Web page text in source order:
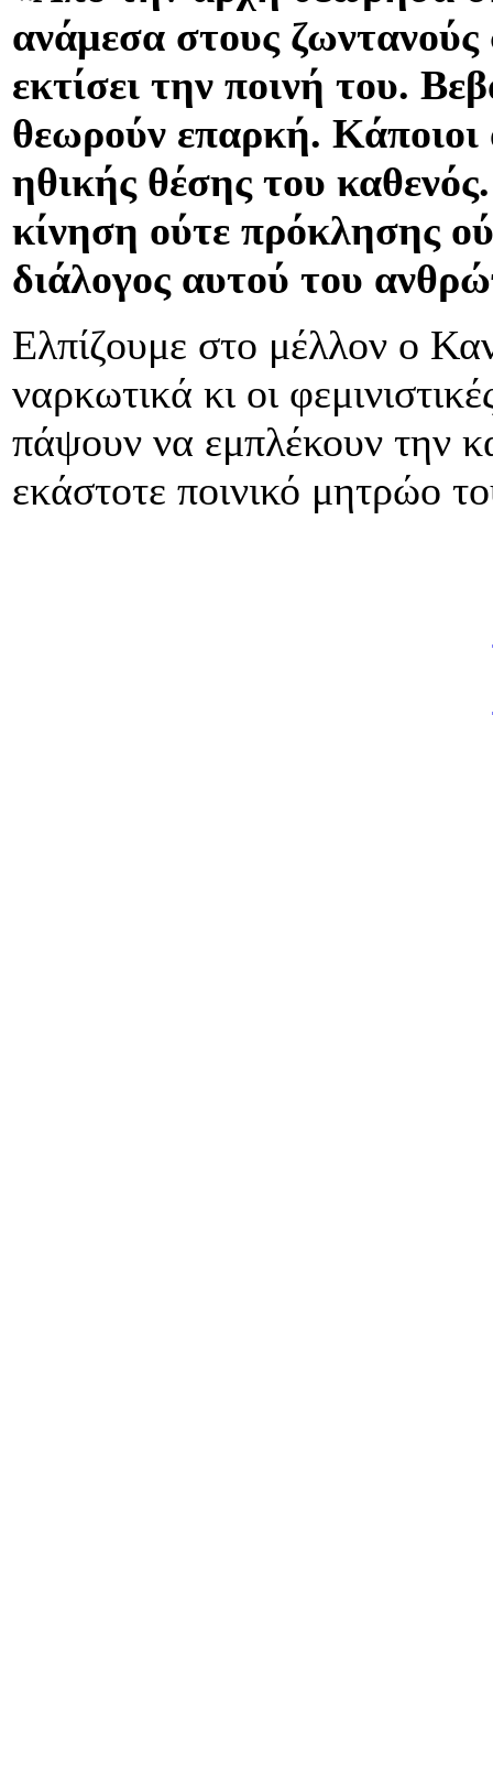
ανάμεσα στους ζωντανούς
εκτίσει την ποινή του.
θεωρούν επαρκή. Κάποιοι
ηθικής θέσης του
κίνηση ούτε πρόκλησης
διάλογος αυτού του
Ελπίζουμε στο μέλλον ο
ναρκωτικά κι οι
πάψουν να εμπλέκουν την
εκάστοτε ποινικό μητρώο